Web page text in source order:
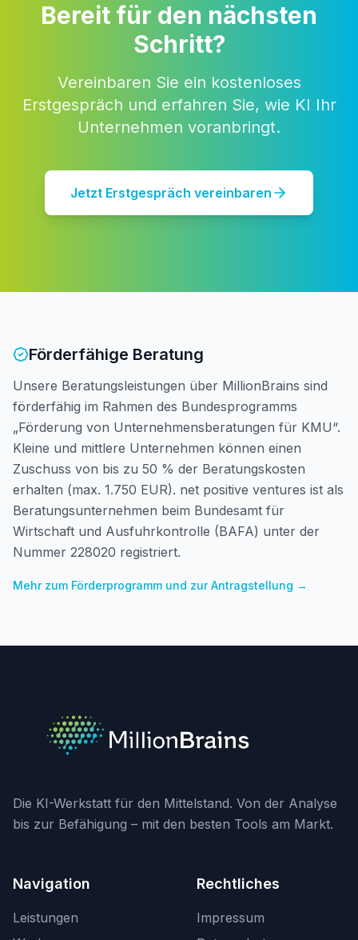
Bereit für den nächsten
Schritt?
Vereinbaren Sie ein kostenloses
Erstgespräch und erfahren Sie, wie KI Ihr
Unternehmen voranbringt.
Jetzt Erstgespräch vereinbaren
Förderfähige Beratung
Unsere Beratungsleistungen über MillionBrains sind
förderfähig im Rahmen des Bundesprogramms
„Förderung von Unternehmensberatungen für KMU“.
Kleine und mittlere Unternehmen können einen
Zuschuss von bis zu 50 % der Beratungskosten
erhalten (max. 1.750 EUR). net positive ventures ist als
Beratungsunternehmen beim Bundesamt für
Wirtschaft und Ausfuhrkontrolle (BAFA) unter der
Nummer 228020 registriert.
Mehr zum Förderprogramm und zur Antragstellung →
Die KI-Werkstatt für den Mittelstand. Von der Analyse
bis zur Befähigung – mit den besten Tools am Markt.
Navigation
Leistungen
Rechtliches
Impressum